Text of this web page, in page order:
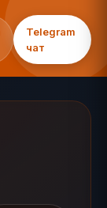
Telegram
чат